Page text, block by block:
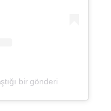
bir gönderi